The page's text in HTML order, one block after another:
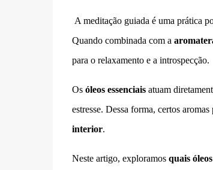
A meditação guiada é uma prática
Quando combinada com a
para o relaxamento e a introspecção.
Os óleos essenciaisatuam
estresse. Dessa forma, certos
interior.
Neste artigo, exploramos quais